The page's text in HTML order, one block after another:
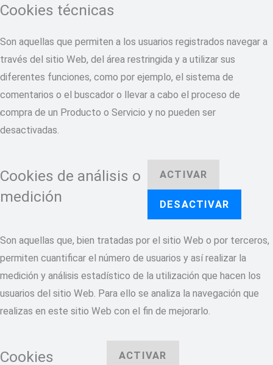
Cookies técnicas
Son aquellas que permiten a los usuarios registrados navegar a
través del sitio Web, del área restringida y a utilizar sus
diferentes funciones, como por ejemplo, el sistema de
comentarios o el buscador o llevar a cabo el proceso de
compra de un Producto o Servicio y no pueden ser
desactivadas.
Cookies de análisis o
medición
ACTIVAR
DESACTIVAR
Son aquellas que, bien tratadas por el sitio Web o por terceros,
permiten cuantificar el número de usuarios y así realizar la
medición y análisis estadístico de la utilización que hacen los
usuarios del sitio Web. Para ello se analiza la navegación que
realizas en este sitio Web con el fin de mejorarlo.
Cookies
ACTIVAR